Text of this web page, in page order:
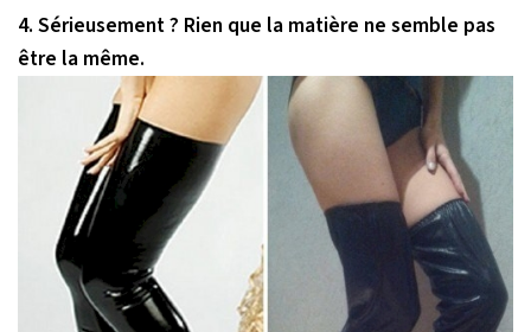
4. Sérieusement ? Rien que la matière ne semble pas
être la même.